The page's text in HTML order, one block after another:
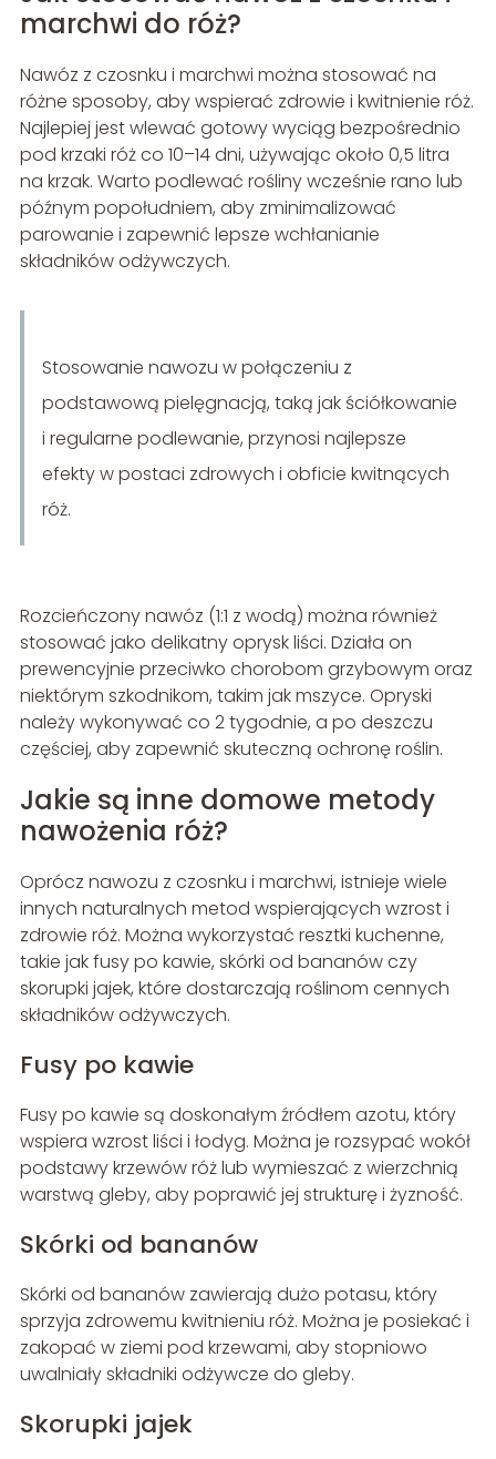
marchwi do róż?
Nawóz z czosnku i marchwi można stosować na
różne sposoby, aby wspierać zdrowie i kwitnienie róż.
Najlepiej jest wlewać gotowy wyciąg bezpośrednio
pod krzaki róż co 10–14 dni, używając około 0,5 litra
na krzak. Warto podlewać rośliny wcześnie rano lub
późnym popołudniem, aby zminimalizować
parowanie i zapewnić lepsze wchłanianie
składników odżywczych.
Stosowanie nawozu w połączeniu z
podstawową pielęgnacją, taką jak ściółkowanie
i regularne podlewanie, przynosi najlepsze
efekty w postaci zdrowych i obficie kwitnących
róż.
Rozcieńczony nawóz (1:1 z wodą) można również
stosować jako delikatny oprysk liści. Działa on
prewencyjnie przeciwko chorobom grzybowym oraz
niektórym szkodnikom, takim jak mszyce. Opryski
należy wykonywać co 2 tygodnie, a po deszczu
częściej, aby zapewnić skuteczną ochronę roślin.
Jakie są inne domowe metody
nawożenia róż?
Oprócz nawozu z czosnku i marchwi, istnieje wiele
innych naturalnych metod wspierających wzrost i
zdrowie róż. Można wykorzystać resztki kuchenne,
takie jak fusy po kawie, skórki od bananów czy
skorupki jajek, które dostarczają roślinom cennych
składników odżywczych.
Fusy po kawie
Fusy po kawie są doskonałym źródłem azotu, który
wspiera wzrost liści i łodyg. Można je rozsypać wokół
podstawy krzewów róż lub wymieszać z wierzchnią
warstwą gleby, aby poprawić jej strukturę i żyzność.
Skórki od bananów
Skórki od bananów zawierają dużo potasu, który
sprzyja zdrowemu kwitnieniu róż. Można je posiekać i
zakopać w ziemi pod krzewami, aby stopniowo
uwalniały składniki odżywcze do gleby.
Skorupki jajek